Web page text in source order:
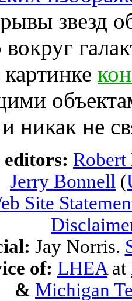
звезд
вокруг
никак не
Jerry Bonnell (
Site
Jay Norris.
of: LHEA at
& Michigan